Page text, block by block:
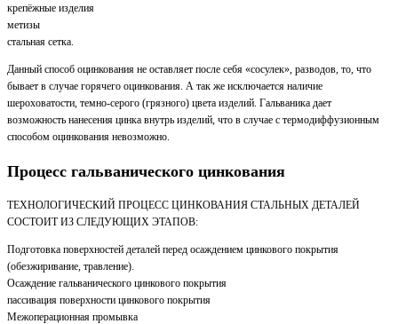
крепёжные изделия
метизы
стальная сетка.
Данный способ оцинкования не оставляет после себя «сосулек», разводов, то, что
бывает в случае горячего оцинкования. А так же исключается наличие
шероховатости, темно-серого (грязного) цвета изделий. Гальваника дает
возможность нанесения цинка внутрь изделий, что в случае с термодиффузионным
способом оцинкования невозможно.
Процесс гальванического цинкования
ТЕХНОЛОГИЧЕСКИЙ ПРОЦЕСС ЦИНКОВАНИЯ СТАЛЬНЫХ ДЕТАЛЕЙ
СОСТОИТ ИЗ СЛЕДУЮЩИХ ЭТАПОВ:
Подготовка поверхностей деталей перед осаждением цинкового покрытия
(обезжиривание, травление).
Осаждение гальванического цинкового покрытия
пассивация поверхности цинкового покрытия
Межоперационная промывка